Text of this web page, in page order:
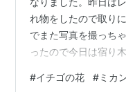
れ物をしたので取り
でまた写真を撮っち
ったので今日は宿り
（１） 朝は一時曇っ
#イチゴの花 #ミカ